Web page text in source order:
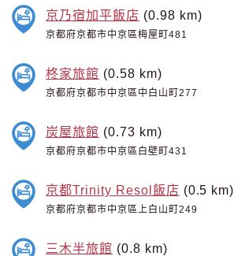
京乃宿加平飯店 (0.98 km)
京都府京都市中京區梅屋町481
柊家旅館 (0.58 km)
京都府京都市中京區中白山町277
炭屋旅館 (0.73 km)
京都府京都市中京區白壁町431
京都Trinity Resol飯店 (0.5 km)
京都府京都市中京區上白山町249
三木半旅館 (0.8 km)